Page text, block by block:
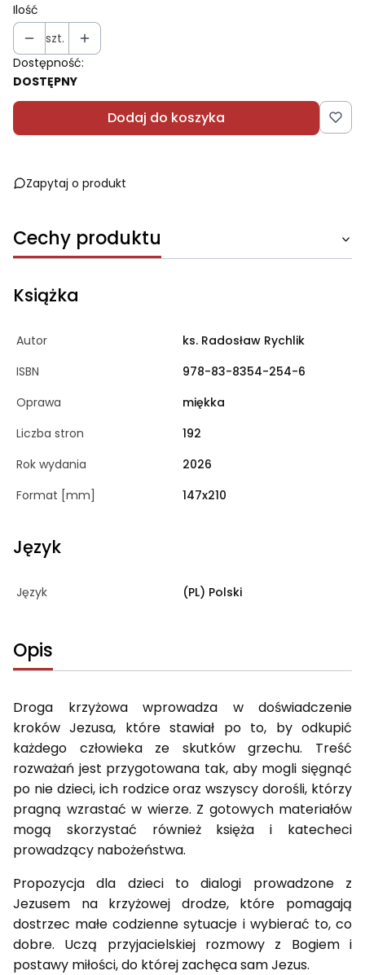
Ilość
szt.
Dostępność:
DOSTĘPNY
Dodaj do koszyka
Zapytaj o produkt
Cechy produktu
Książka
Autor
ks. Radosław Rychlik
ISBN
978-83-8354-254-6
Oprawa
miękka
Liczba stron
192
Rok wydania
2026
Format [mm]
147x210
Język
Język (PL) Polski
Opis
Droga krzyżowa wprowadza w doświadczenie
kroków Jezusa, które stawiał po to, by odkupić
każdego człowieka ze skutków grzechu. Treść
rozważań jest przygotowana tak, aby mogli sięgnąć
po nie dzieci, ich rodzice oraz wszyscy dorośli, którzy
pragną wzrastać w wierze. Z gotowych materiałów
mogą skorzystać również księża i katecheci
prowadzący nabożeństwa.
Propozycja dla dzieci to dialogi prowadzone z
Jezusem na krzyżowej drodze, które pomagają
dostrzec małe codzienne sytuacje i wybierać to, co
dobre. Uczą przyjacielskiej rozmowy z Bogiem i
postawy miłości, do której zachęca sam Jezus.